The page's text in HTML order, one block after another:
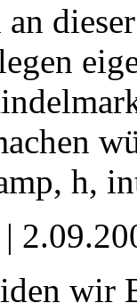
h,
|
wir